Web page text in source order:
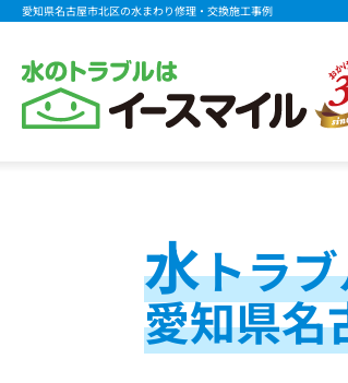
愛知県名古屋市北区の水まわり修理・交換施工事例
水トラ
愛知県名